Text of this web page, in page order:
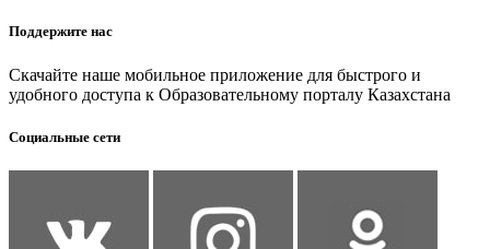
Поддержите нас
Скачайте наше мобильное приложение для быстрого и
удобного доступа к Образовательному порталу Казахстана
Социальные сети